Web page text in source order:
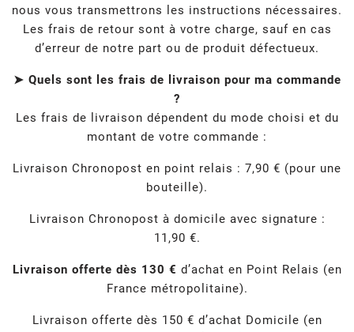
nous vous transmettrons les instructions nécessaires.
Les frais de retour sont à votre charge, sauf en cas
d’erreur de notre part ou de produit défectueux.
➤ Quels sont les frais de livraison pour ma commande
?
Les frais de livraison dépendent du mode choisi et du
montant de votre commande :
Livraison Chronopost en point relais : 7,90 € (pour une
bouteille).
Livraison Chronopost à domicile avec signature :
11,90 €.
Livraison offerte dès 130 € d’achat en Point Relais (en
France métropolitaine).
Livraison offerte dès 150 € d’achat Domicile (en